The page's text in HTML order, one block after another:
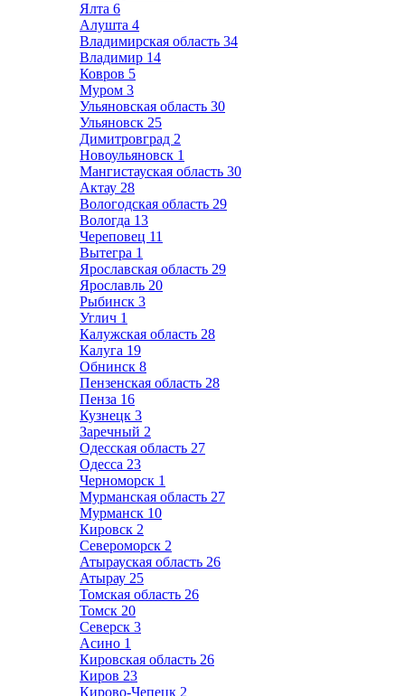
Ялта 6
Алушта 4
Владимирская область 34
Владимир 14
Ковров 5
Муром 3
Ульяновская область 30
Ульяновск 25
Димитровград 2
Новоульяновск 1
Мангистауская область 30
Актау 28
Вологодская область 29
Вологда 13
Череповец 11
Вытегра 1
Ярославская область 29
Ярославль 20
Рыбинск 3
Углич 1
Калужская область 28
Калуга 19
Обнинск 8
Пензенская область 28
Пенза 16
Кузнецк 3
Заречный 2
Одесская область 27
Одесса 23
Черноморск 1
Мурманская область 27
Мурманск 10
Кировск 2
Североморск 2
Атырауская область 26
Атырау 25
Томская область 26
Томск 20
Северск 3
Асино 1
Кировская область 26
Киров 23
Кирово-Чепецк 2